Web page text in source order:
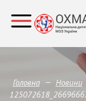
Головна — Новини